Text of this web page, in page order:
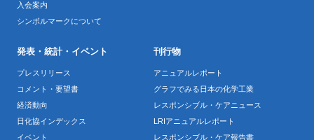
入会案内
シンボルマークについて
発表・統計・イベント
プレスリリース
コメント・要望書
経済動向
日化協インデックス
イベント
刊行物
アニュアルレポート
グラフでみる日本の化学工業
レスポンシブル・ケアニュース
LRIアニュアルレポート
レスポンシブル・ケア報告書